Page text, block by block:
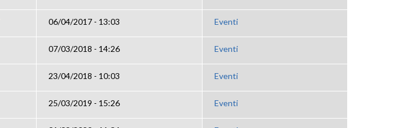
06/04/2017 - 13:03 Eventi
07/03/2018 - 14:26 Eventi
23/04/2018 - 10:03 Eventi
25/03/2019 - 15:26 Eventi